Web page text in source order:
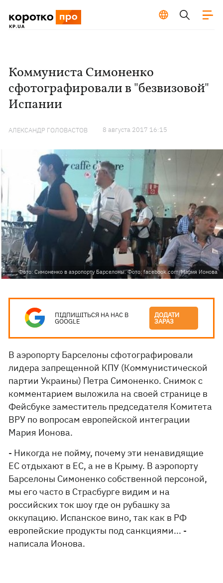
Коммуниста Симоненко
сфотографировали в "безвизовой"
Испании
АЛЕКСАНДР ГОЛОВАСТОВ 8 августа 2017 16:15
Фото: Симоненко в аэропорту Барселоны. Фото: facebook.com/Мария Ионова
ПІДПИШІТЬСЯ НА НАС В
GOOGLE
ДОДАТИ
ЗАРАЗ
В аэропорту Барселоны сфотографировали
лидера запрещенной КПУ (Коммунистической
партии Украины) Петра Симоненко. Снимок с
комментарием выложила на своей странице в
Фейсбуке заместитель председателя Комитета
ВРУ по вопросам европейской интеграции
Мария Ионова.
- Никогда не пойму, почему эти ненавидящие
ЕС отдыхают в ЕС, а не в Крыму. В аэропорту
Барселоны Симоненко собственной персоной,
мы его часто в Страсбурге видим и на
российских ток шоу где он рубашку за
оккупацию. Испанское вино, так как в РФ
европейские продукты под санкциями... -
написала Ионова.